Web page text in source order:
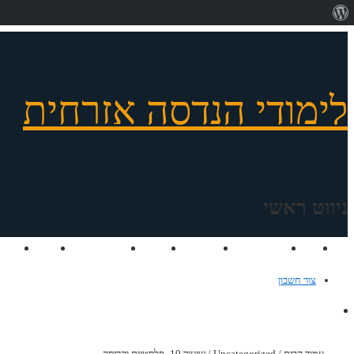
לימודי הנדסה אזרחית
ניווט ראשי
אודות ייעוץ אישי קורס חי חדשות
צור חשבון